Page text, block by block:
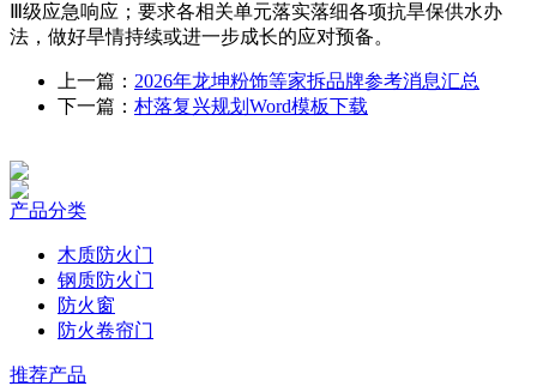
Ⅲ级应急响应；要求各相关单元落实落细各项抗旱保供水办
法，做好旱情持续或进一步成长的应对预备。
上一篇： 2026年龙坤粉饰等家拆品牌参考消息汇总
下一篇： 村落复兴规划Word模板下载
产品分类
木质防火门
钢质防火门
防火窗
防火卷帘门
推荐产品